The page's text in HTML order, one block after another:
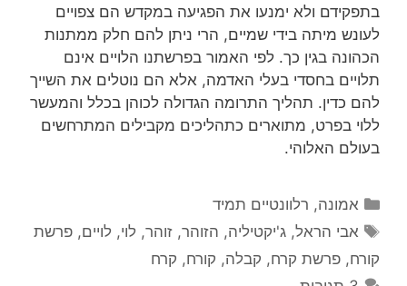
בתפקידם ולא ימנעו את הפגיעה במקדש הם צפויים
לעונש מיתה בידי שמיים, הרי ניתן להם חלק ממתנות
הכהונה בגין כך. לפי האמור בפרשתנו הלויים אינם
תלויים בחסדי בעלי האדמה, אלא הם נוטלים את השייך
להם כדין. תהליך התרומה הגדולה לכוהן בכלל והמעשר
ללוי בפרט, מתוארים כתהליכים מקבילים המתרחשים
בעולם האלוהי.
קטגוריות
אמונה, רלוונטיים תמיד
תגיות
אבי הראל,ג'יקטיליה, הזוהר,זוהר, לוי, לויים,פרשת
קורח, פרשת קרח, קבלה, קורח, קרח